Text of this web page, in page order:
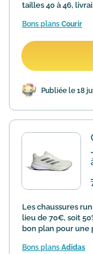
tailles 40 à 46,
Bons plans Courir
Publiée le 18
Les chaussures
lieu de 70€, soit
bon plan pour une
Bons plans Adidas